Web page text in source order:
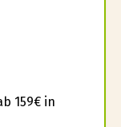
159€ in